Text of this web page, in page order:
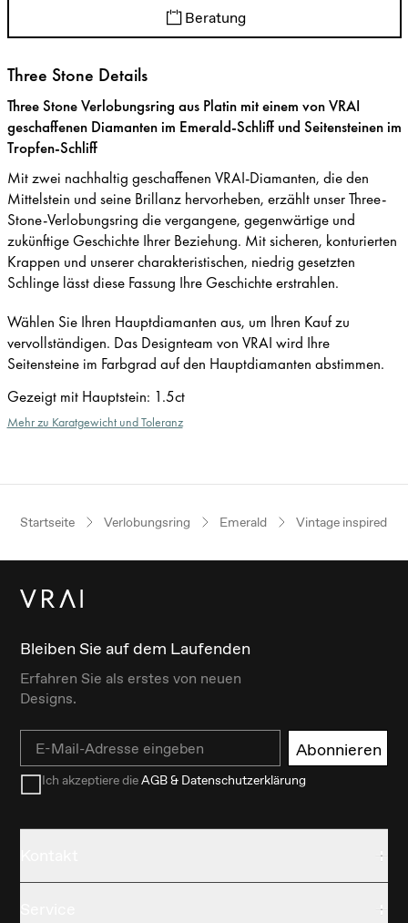
Beratung
Three Stone Details
Three Stone Verlobungsring aus Platin mit einem von VRAI
geschaffenen Diamanten im Emerald-Schliff und Seitensteinen im
Tropfen-Schliff
Mit zwei nachhaltig geschaffenen VRAI-Diamanten, die den
Mittelstein und seine Brillanz hervorheben, erzählt unser Three-
Stone-Verlobungsring die vergangene, gegenwärtige und
zukünftige Geschichte Ihrer Beziehung. Mit sicheren, konturierten
Krappen und unserer charakteristischen, niedrig gesetzten
Schlinge lässt diese Fassung Ihre Geschichte erstrahlen.
Wählen Sie Ihren Hauptdiamanten aus, um Ihren Kauf zu
vervollständigen. Das Designteam von VRAI wird Ihre
Seitensteine im Farbgrad auf den Hauptdiamanten abstimmen.
Gezeigt mit Hauptstein: 1.5ct
Mehr zu Karatgewicht und Toleranz
Startseite Verlobungsring Emerald Vintage inspired
Bleiben Sie auf dem Laufenden
Erfahren Sie als erstes von neuen
Designs.
Email Abonnieren
Ich akzeptiere dieAGB & Datenschutzerklärung